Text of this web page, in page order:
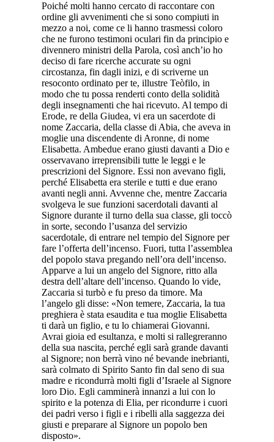
Poiché molti hanno cercato di raccontare con
ordine gli avvenimenti che si sono compiuti in
mezzo a noi, come ce li hanno trasmessi coloro
che ne furono testimoni oculari fin da principio e
divennero ministri della Parola, così anch’io ho
deciso di fare ricerche accurate su ogni
circostanza, fin dagli inizi, e di scriverne un
resoconto ordinato per te, illustre Teòfilo, in
modo che tu possa renderti conto della solidità
degli insegnamenti che hai ricevuto. Al tempo di
Erode, re della Giudea, vi era un sacerdote di
nome Zaccaria, della classe di Abia, che aveva in
moglie una discendente di Aronne, di nome
Elisabetta. Ambedue erano giusti davanti a Dio e
osservavano irreprensibili tutte le leggi e le
prescrizioni del Signore. Essi non avevano figli,
perché Elisabetta era sterile e tutti e due erano
avanti negli anni. Avvenne che, mentre Zaccaria
svolgeva le sue funzioni sacerdotali davanti al
Signore durante il turno della sua classe, gli toccò
in sorte, secondo l’usanza del servizio
sacerdotale, di entrare nel tempio del Signore per
fare l’offerta dell’incenso. Fuori, tutta l’assemblea
del popolo stava pregando nell’ora dell’incenso.
Apparve a lui un angelo del Signore, ritto alla
destra dell’altare dell’incenso. Quando lo vide,
Zaccaria si turbò e fu preso da timore. Ma
l’angelo gli disse: «Non temere, Zaccaria, la tua
preghiera è stata esaudita e tua moglie Elisabetta
ti darà un figlio, e tu lo chiamerai Giovanni.
Avrai gioia ed esultanza, e molti si rallegreranno
della sua nascita, perché egli sarà grande davanti
al Signore; non berrà vino né bevande inebrianti,
sarà colmato di Spirito Santo fin dal seno di sua
madre e ricondurrà molti figli d’Israele al Signore
loro Dio. Egli camminerà innanzi a lui con lo
spirito e la potenza di Elia, per ricondurre i cuori
dei padri verso i figli e i ribelli alla saggezza dei
giusti e preparare al Signore un popolo ben
disposto».